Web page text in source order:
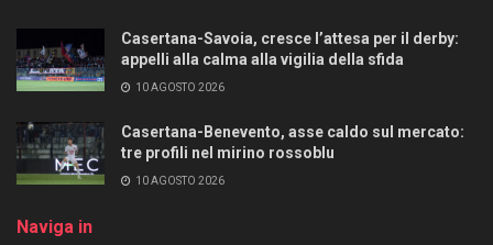
Casertana-Savoia, cresce l’attesa per il derby:
appelli alla calma alla vigilia della sfida
10 AGOSTO 2026
Casertana-Benevento, asse caldo sul mercato:
tre profili nel mirino rossoblu
10 AGOSTO 2026
Naviga in